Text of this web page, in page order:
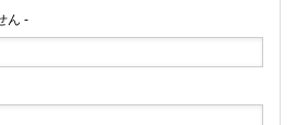
ん -